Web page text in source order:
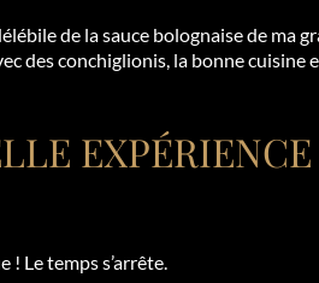
de la sauce bolognaise de ma
des conchiglionis, la bonne cuisine
EXPÉRIENCE
! Le temps s’arrête.